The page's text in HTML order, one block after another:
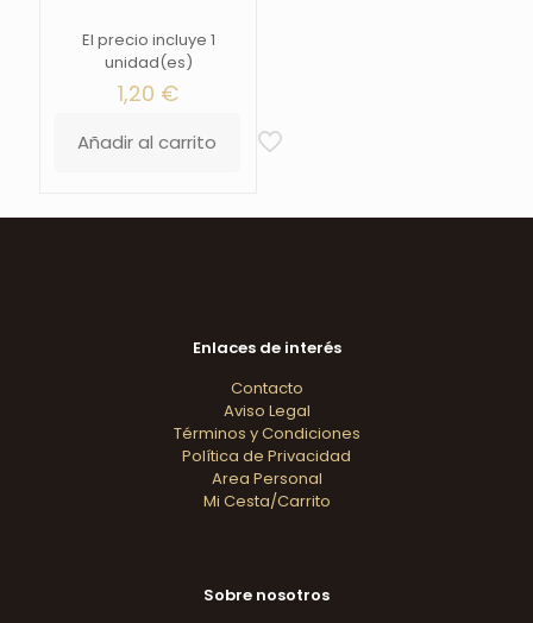
El precio incluye 1
unidad(es)
1,20 €
Añadir al carrito
Enlaces de interés
Contacto
Aviso Legal
Términos y Condiciones
Política de Privacidad
Area Personal
Mi Cesta/Carrito
Sobre nosotros